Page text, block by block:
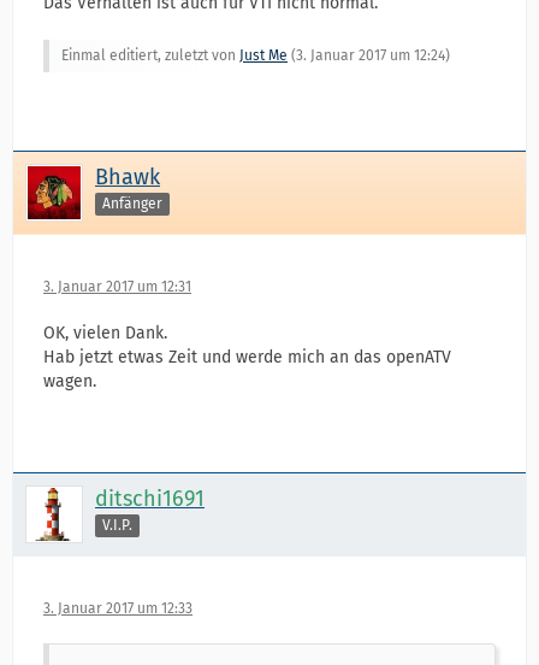
Einmal editiert, zuletzt von Just Me (3. Januar 2017 um 12:24)
Bhawk
Anfänger
3. Januar 2017 um 12:31
OK, vielen Dank.
Hab jetzt etwas Zeit und werde mich an das openATV
wagen.
ditschi1691
V.I.P.
3. Januar 2017 um 12:33